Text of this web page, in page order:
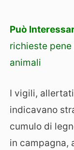
Può
richieste
animali
I vigili,
indicavano
cumulo di
in campagna,